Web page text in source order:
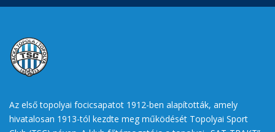
Az első topolyai focicsapatot 1912-ben alapították, amely
hivatalosan 1913-tól kezdte meg működését Topolyai Sport